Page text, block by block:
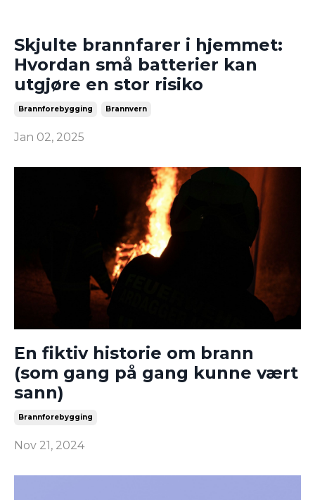
Skjulte brannfarer i hjemmet:
Hvordan små batterier kan
utgjøre en stor risiko
Brannforebygging Brannvern
Jan 02, 2025
En fiktiv historie om brann
(som gang på gang kunne vært
sann)
Brannforebygging
Nov 21, 2024